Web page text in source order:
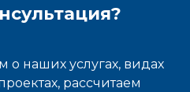
о наших услугах, видах
рассчитаем